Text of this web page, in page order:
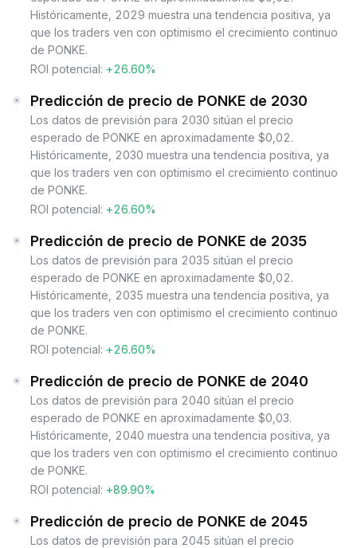
Históricamente, 2029 muestra una tendencia positiva, ya
que los traders ven con optimismo el crecimiento continuo
de PONKE.
ROI potencial: +26.60%
Predicción de precio de PONKE de 2030
Los datos de previsión para 2030 sitúan el precio
esperado de PONKE en aproximadamente $0,02.
Históricamente, 2030 muestra una tendencia positiva, ya
que los traders ven con optimismo el crecimiento continuo
de PONKE.
ROI potencial: +26.60%
Predicción de precio de PONKE de 2035
Los datos de previsión para 2035 sitúan el precio
esperado de PONKE en aproximadamente $0,02.
Históricamente, 2035 muestra una tendencia positiva, ya
que los traders ven con optimismo el crecimiento continuo
de PONKE.
ROI potencial: +26.60%
Predicción de precio de PONKE de 2040
Los datos de previsión para 2040 sitúan el precio
esperado de PONKE en aproximadamente $0,03.
Históricamente, 2040 muestra una tendencia positiva, ya
que los traders ven con optimismo el crecimiento continuo
de PONKE.
ROI potencial: +89.90%
Predicción de precio de PONKE de 2045
Los datos de previsión para 2045 sitúan el precio